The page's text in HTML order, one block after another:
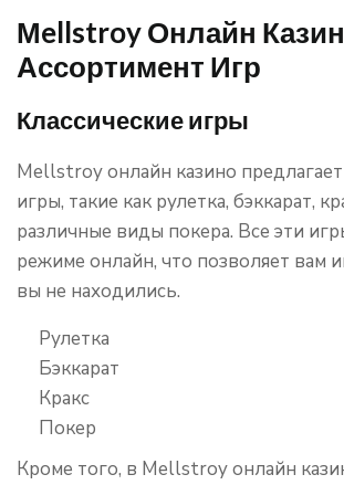
Мellstroy Онлайн
Ассортимент Игр
Классические игры
Мellstroy онлайн казино предлагает
игры, такие как рулетка, бэккарат,
различные виды покера. Все эти
режиме онлайн, что позволяет вам
вы не находились.
Рулетка
Бэккарат
Кракс
Покер
Кроме того, в Мellstroy онлайн